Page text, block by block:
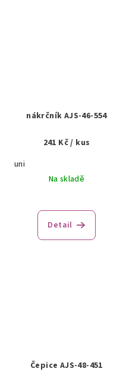
nákrčník AJS-46-554
241 Kč/ kus
uni
Na skladě
Detail
Čepice AJS-48-451